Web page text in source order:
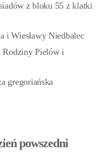
z bloku 55 z klatki
i Wiesławy Niedbalec
Rodziny Pielów i
gregoriańska
powszedni